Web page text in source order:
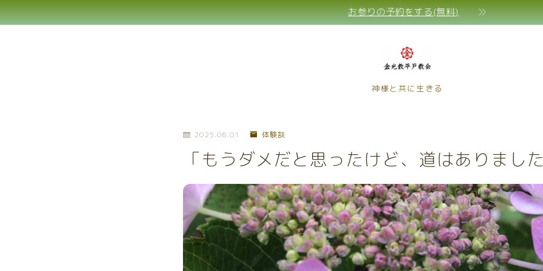
お参りの予約をする(無料)
神様と共に生きる
2025.06.01 体験談
「もうダメだと思ったけど、道はありまし